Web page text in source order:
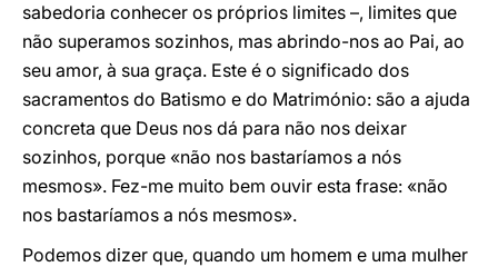
sabedoria conhecer os próprios limites –, limites que
não superamos sozinhos, mas abrindo-nos ao Pai, ao
seu amor, à sua graça. Este é o significado dos
sacramentos do Batismo e do Matrimónio: são a ajuda
concreta que Deus nos dá para não nos deixar
sozinhos, porque «não nos bastaríamos a nós
mesmos». Fez-me muito bem ouvir esta frase: «não
nos bastaríamos a nós mesmos».
Podemos dizer que, quando um homem e uma mulher